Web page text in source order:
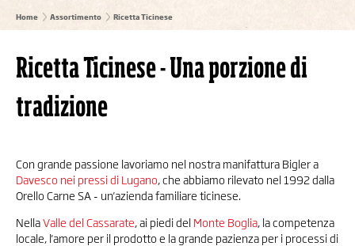
Home Assortimento Ricetta Ticinese
Ricetta Ticinese - Una porzione di
tradizione
Con grande passione lavoriamo nel nostra manifattura Bigler a
Davesco nei pressi di Lugano, che abbiamo rilevato nel 1992 dalla
Orello Carne SA - un'azienda familiare ticinese.
NellaValle del Cassarate, ai piedi del Monte Boglia, la competenza
locale, l'amore per il prodotto e la grande pazienza per i processi di